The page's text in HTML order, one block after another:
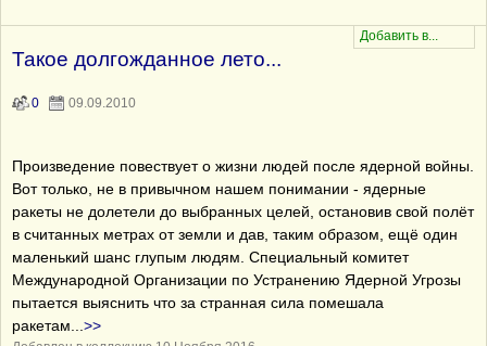
Такое долгожданное лето...
0 09.09.2010
Произведение повествует о жизни людей после ядерной войны.
Вот только, не в привычном нашем понимании - ядерные
ракеты не долетели до выбранных целей, остановив свой полёт
в считанных метрах от земли и дав, таким образом, ещё один
маленький шанс глупым людям. Специальный комитет
Международной Организации по Устранению Ядерной Угрозы
пытается выяснить что за странная сила помешала
ракетам
>>